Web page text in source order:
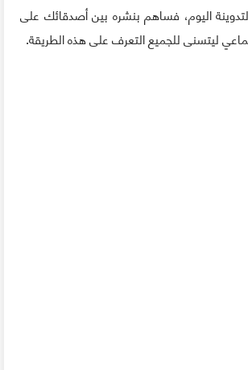
اليوم، فساهم بنشره بين أصدقائك على
ليتسنى للجميع التعرف على هذه الطريقة.